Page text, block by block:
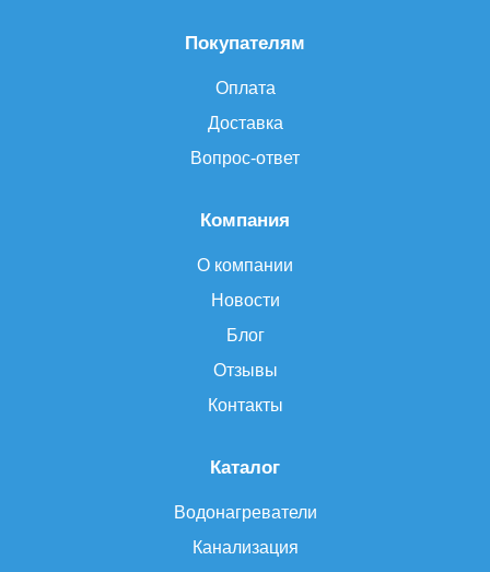
Каталог
Водонагреватели
Канализация
Компания
О компании
Новости
Блог
Отзывы
Контакты
Покупателям
Оплата
Доставка
Вопрос-ответ